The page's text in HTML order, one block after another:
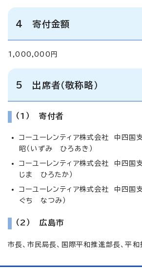
4 寄付金額
1,000,000円
5 出席者（敬称略）
（1） 寄付者
コーユーレンティア株式会社 中四
昭（いずみ ひろあき）
コーユーレンティア株式会社 中四国
じま ひろたか）
コーユーレンティア株式会社 中四国
ぐち なつみ）
（2） 広島市
市長、市民局長、国際平和推進部長、平